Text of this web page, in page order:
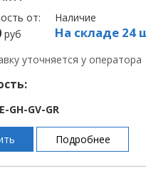
от:
руб
Наличие
На складе 24
уточняется у оператора
GH-GV-GR
Подробнее